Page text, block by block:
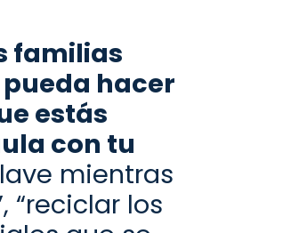
familias
hacer
estás
con tu
mientras
“reciclar los